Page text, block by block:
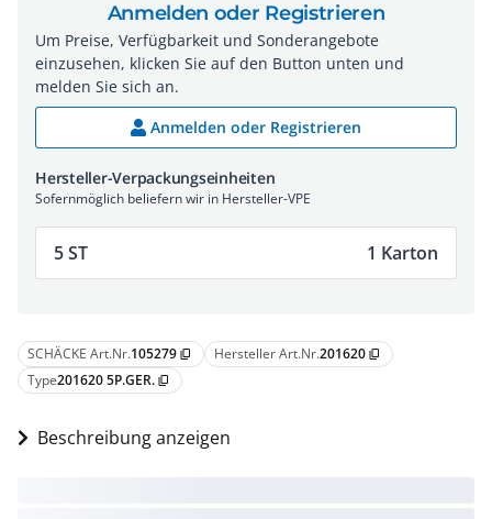
SCHÄCKE Art.Nr.105279 content_copy Hersteller Art.Nr.201620 content_copy
Type201620 5P.GER. content_copy
Beschreibung anzeigen
Anmelden oder Registrieren
Um Preise, Verfügbarkeit und Sonderangebote
einzusehen, klicken Sie auf den Button unten und
melden Sie sich an.
Anmelden oder Registrieren
Hersteller-Verpackungseinheiten
Sofernmöglich beliefern wir in Hersteller-VPE
5 ST 1 Karton